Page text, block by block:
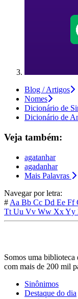
Blog / Artigos
Nomes
Dicionário de
Dicionário de
Veja também:
agatanhar
agadanhar
Mais Palavras
Navegar por letra:
# Aa Bb Cc Dd Ee Ff
Tt Uu Vv Ww XxYy
Somos uma biblioteca
com mais de 200 mil
Sinônimos
Destaque do dia